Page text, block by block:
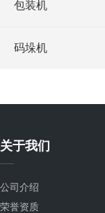
包装机
码垛机
关于我们
公司介绍
荣誉资质